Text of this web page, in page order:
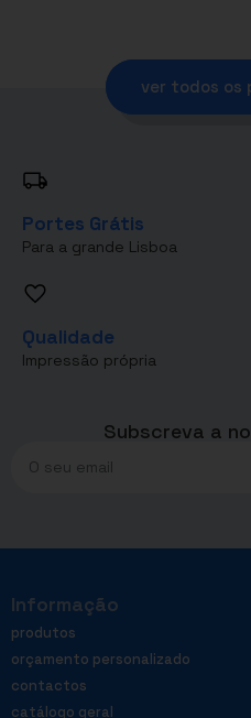
ver todos os
Portes Grátis
Para a grande Lisboa
Qualidade
Impressão própria
Subscreva a
Informação
produtos
orçamento personalizado
contactos
catálogo geral